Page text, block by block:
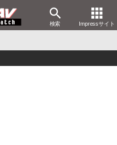
検索 Impressサイト